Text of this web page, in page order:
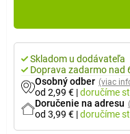
Skladom u dodávateľa
Doprava zadarmo nad
Osobný odber (viac
od 2,99 € |doručíme
Doručenie na adresu
od 3,99 € |doručíme